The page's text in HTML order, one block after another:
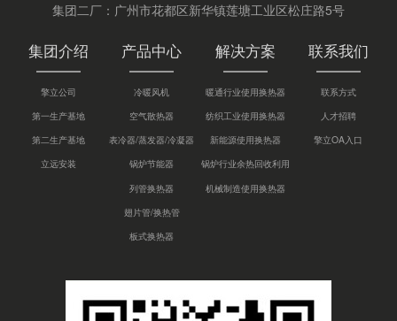
集团二厂：广州市花都区新华镇莲塘工业区松庄路5号
集团介绍
擎立公司
第一生产基地
第二生产基地
立远安装
产品中心
冷暖风机
空气散热器
表冷器/蒸发器/冷凝器
锅炉节能器
列管换热器
翅片管/换热管
板式换热器
解决方案
暖通行业使用换热器
纺织工业使用换热器
新能源使用换热器
锅炉行业余热回收利用
机械制造使用换热器
联系我们
联系方式
人才招聘
擎立OA入口